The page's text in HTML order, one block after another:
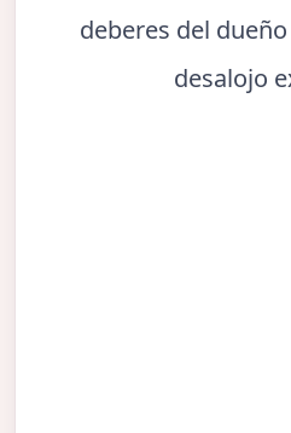
deberes del
desalojo